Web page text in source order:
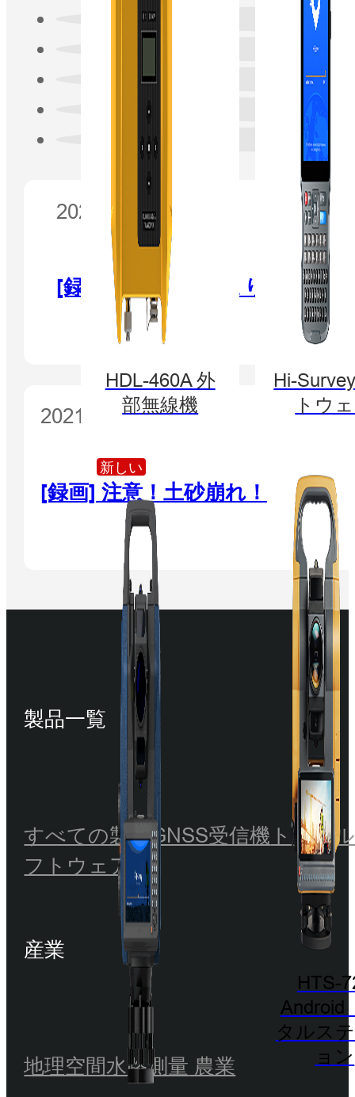
HDL-460A 外
部無線機
Hi-
トウ
新しい
HTS-
Android
タルス
ョン
2020年12月15日
[録画] より速く、より簡単に位
2021年1月13日
[録画] 注意！土砂崩れ！
製品一覧
すべての製品GNSS受信機 トータ
フトウェア
産業
地理空間水路測量 農業